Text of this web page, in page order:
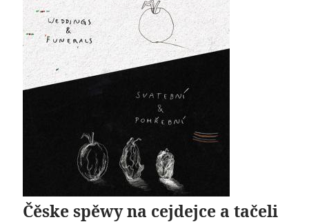
Čěske spěwy na cejdejce a tačeli